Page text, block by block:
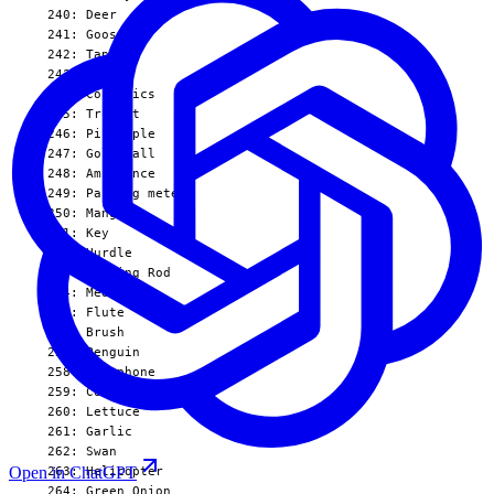
  240: Deer
  241: Goose
  242: Tape
  243: Tablet
  244: Cosmetics
  245: Trumpet
  246: Pineapple
  247: Golf Ball
  248: Ambulance
  249: Parking meter
  250: Mango
  251: Key
  252: Hurdle
  253: Fishing Rod
  254: Medal
  255: Flute
  256: Brush
  257: Penguin
  258: Megaphone
  259: Corn
  260: Lettuce
  261: Garlic
  262: Swan
  263: Helicopter
Open in ChatGPT